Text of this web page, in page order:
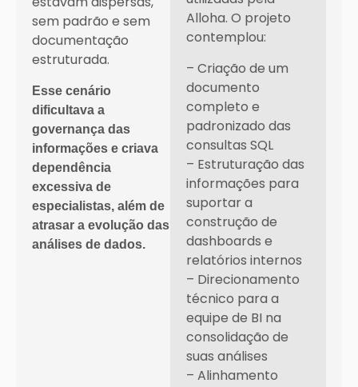
sem padrão e sem
documentação
estruturada.
Esse cenário
dificultava a
governança das
informações e criava
dependência
excessiva de
especialistas, além de
atrasar a evolução das
análises de dados.
Alloha. O projeto
contemplou:
– Criação de um
documento
completo e
padronizado das
consultas SQL
– Estruturação das
informações para
suportar a
construção de
dashboards e
relatórios internos
– Direcionamento
técnico para a
equipe de BI na
consolidação de
suas análises
– Alinhamento